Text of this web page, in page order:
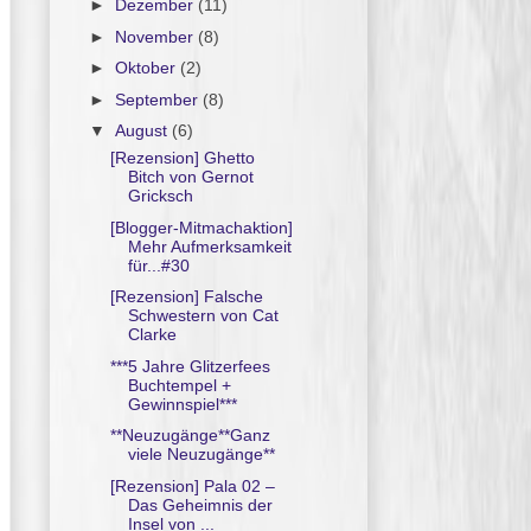
► Dezember (11)
► November (8)
► Oktober (2)
► September (8)
▼ August (6)
[Rezension] Ghetto
Bitch von Gernot
Gricksch
[Blogger-Mitmachaktion]
Mehr Aufmerksamkeit
für...#30
[Rezension] Falsche
Schwestern von Cat
Clarke
***5 Jahre Glitzerfees
Buchtempel +
Gewinnspiel***
**Neuzugänge**Ganz
viele Neuzugänge**
[Rezension] Pala 02 –
Das Geheimnis der
Insel von ...